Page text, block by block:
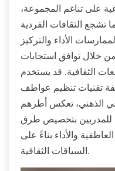
على تناغم المجموعة،
تشجع الثقافات الفردية
الأداء والتركيز
خلال توافق استجابات
الثقافية. قد يستخدم
تقنيات تنظيم عواطف
الذهني، تعكس أطرهم
للمدربين بتخصيص طرق
والأداء بناءً على
السياقات الثقافية.